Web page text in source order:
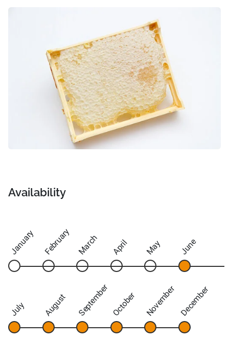
Availability
January February March April May June
July August September October November December